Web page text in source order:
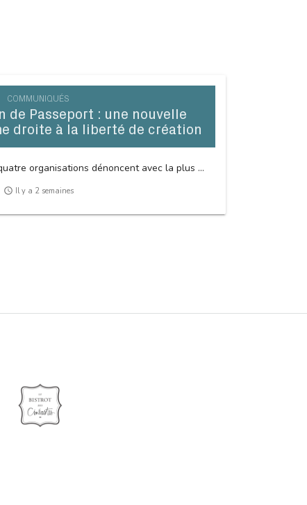
COMMUNIQUÉS
de Passeport : une nouvelle
droite à la liberté de création
organisations dénoncent avec la plus ...
access_time Il y a 2 semaines